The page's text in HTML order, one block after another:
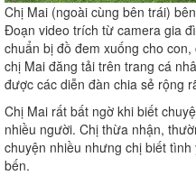
Chị Mai (ngoài cùng bên trái)
Đoạn video trích từ camera gia
chuẩn bị đồ đem xuống cho
chị Mai đăng tải trên trang cá
được các diễn đàn chia sẻ rộng
Chị Mai rất bất ngờ khi biết
nhiều người. Chị thừa nhận,
chuyện nhiều nhưng chị biết
bến.